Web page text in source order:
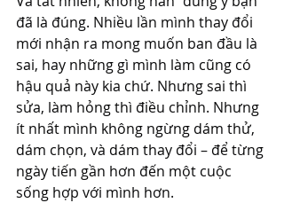
đã là đúng. Nhiều lần mình thay đổi
mới nhận ra mong muốn ban đầu là
sai, hay những gì mình làm cũng có
hậu quả này kia chứ. Nhưng sai thì
sửa, làm hỏng thì điều chỉnh. Nhưng
ít nhất mình không ngừng dám thử,
dám chọn, và dám thay đổi – để từng
ngày tiến gần hơn đến một cuộc
sống hợp với mình hơn.